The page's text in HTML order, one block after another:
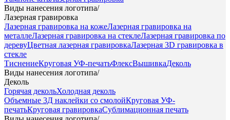
Виды нанесения логотипа/
Лазерная гравировка
Лазерная гравировка на кожеЛазерная гравировка на
металлеЛазерная гравировка на стеклеЛазерная гравировка по
деревуЦветная лазерная гравировкаЛазерная 3D гравировка в
стекле
ТиснениеКруговая УФ-печатьФлексВышивкаДеколь
Виды нанесения логотипа/
Деколь
Горячая декольХолодная деколь
Объемные 3Д наклейки со смолойКруговая УФ-
печатьКруговая гравировкаСублимационная печать